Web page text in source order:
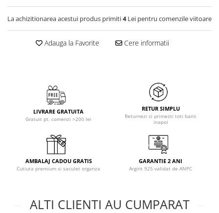
La achizitionarea acestui produs primiti4Lei pentru comenzile viitoare
Adauga la Favorite Cere informatii
LIVRARE GRATUITA
Gratuit pt. comenzi >200 lei
RETUR SIMPLU
Returnezi si primesti toti banii
inapoi
AMBALAJ CADOU GRATIS
Cutiuta premium si saculet organza
GARANTIE 2 ANI
Argint 925 validat de ANPC
ALTI CLIENTI AU CUMPARAT